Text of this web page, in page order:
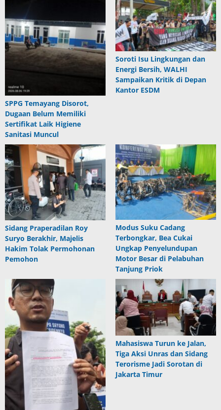
SPPG Temayang Disorot,
Dugaan Belum Memiliki
Sertifikat Laik Higiene
Sanitasi Muncul
Soroti Isu Lingkungan dan
Energi Bersih, WALHI
Sampaikan Kritik di Depan
Kantor ESDM
Sidang Praperadilan Roy
Suryo Berakhir, Majelis
Hakim Tolak Permohonan
Pemohon
Modus Suku Cadang
Terbongkar, Bea Cukai
Ungkap Penyelundupan
Motor Besar di Pelabuhan
Tanjung Priok
Mahasiswa Turun ke Jalan,
Tiga Aksi Unras dan Sidang
Terorisme Jadi Sorotan di
Jakarta Timur